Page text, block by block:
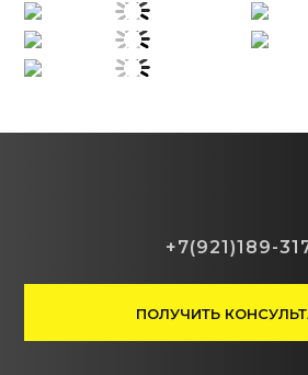
+7(921)189-
ПОЛУЧИТЬ